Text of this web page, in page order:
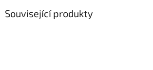
Související produkty